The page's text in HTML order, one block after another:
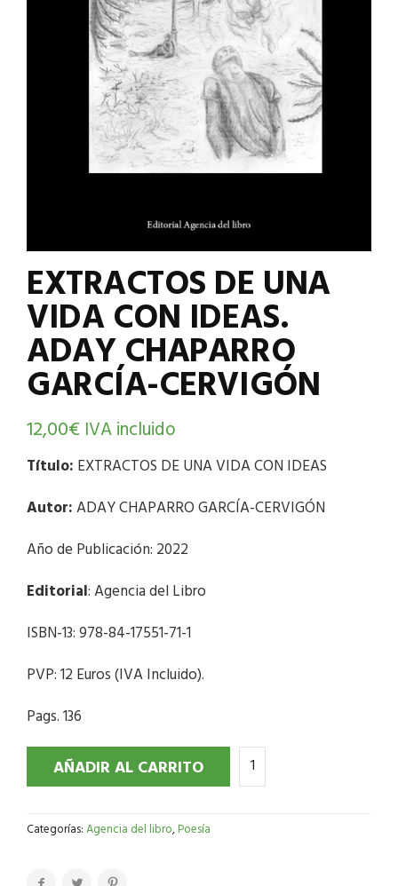
EXTRACTOS DE UNA
VIDA CON IDEAS.
ADAY CHAPARRO
GARCÍA-CERVIGÓN
12,00€ IVA incluido
Título: EXTRACTOS DE UNA VIDA CON IDEAS
Autor:ADAY CHAPARRO GARCÍA-CERVIGÓN
Año de Publicación: 2022
Editorial: Agencia del Libro
ISBN-13: 978-84-17551-71-1
PVP: 12 Euros (IVA Incluido).
Pags. 136
AÑADIR AL CARRITO
Categorías:Agencia del libro,Poesía